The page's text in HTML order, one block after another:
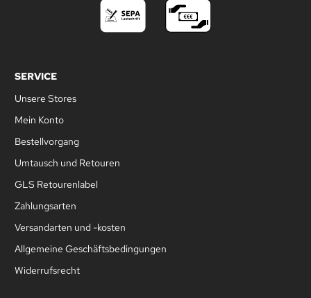
SERVICE
Unsere Stores
Mein Konto
Bestellvorgang
Umtausch und Retouren
GLS Retourenlabel
Zahlungsarten
Versandarten und -kosten
Allgemeine Geschäftsbedingungen
Widerrufsrecht